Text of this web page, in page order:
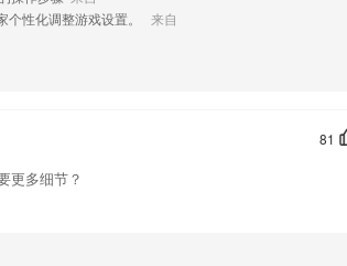
松提升成绩，为您提供全面的在线培训指南和丰富的学
了非常好的效果。
性化调整游戏设置。
来自
81
更多细节？